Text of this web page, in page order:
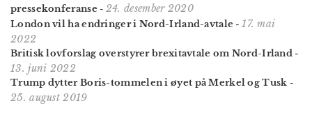
pressekonferanse - 24. desember 2020
London vil ha endringer i Nord-Irland-avtale - 17. mai
2022
Britisk lovforslag overstyrer brexitavtale om Nord-Irland -
13. juni 2022
Trump dytter Boris-tommelen i øyet på Merkel og Tusk -
25. august 2019